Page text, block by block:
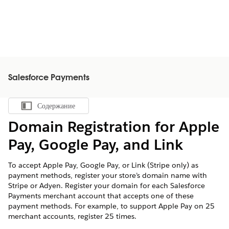
Salesforce Payments
Показать содержание
Содержание
Domain Registration for Apple
Pay, Google Pay, and Link
To accept Apple Pay, Google Pay, or Link (Stripe only) as
payment methods, register your store’s domain name with
Stripe or Adyen. Register your domain for each Salesforce
Payments merchant account that accepts one of these
payment methods. For example, to support Apple Pay on 25
merchant accounts, register 25 times.